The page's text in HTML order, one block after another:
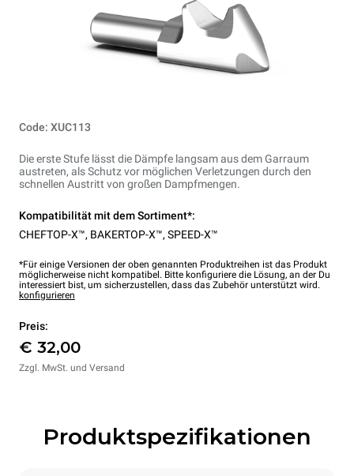
Code: XUC113
Die erste Stufe lässt die Dämpfe langsam aus dem Garraum
austreten, als Schutz vor möglichen Verletzungen durch den
schnellen Austritt von großen Dampfmengen.
Kompatibilität mit dem Sortiment*:
CHEFTOP-X™, BAKERTOP-X™, SPEED-X™
*Für einige Versionen der oben genannten Produktreihen ist das Produkt
möglicherweise nicht kompatibel. Bitte konfiguriere die Lösung, an der Du
interessiert bist, um sicherzustellen, dass das Zubehör unterstützt wird.
konfigurieren
Preis:
€ 32,00
Zzgl. MwSt. und Versand
Produktspezifikationen